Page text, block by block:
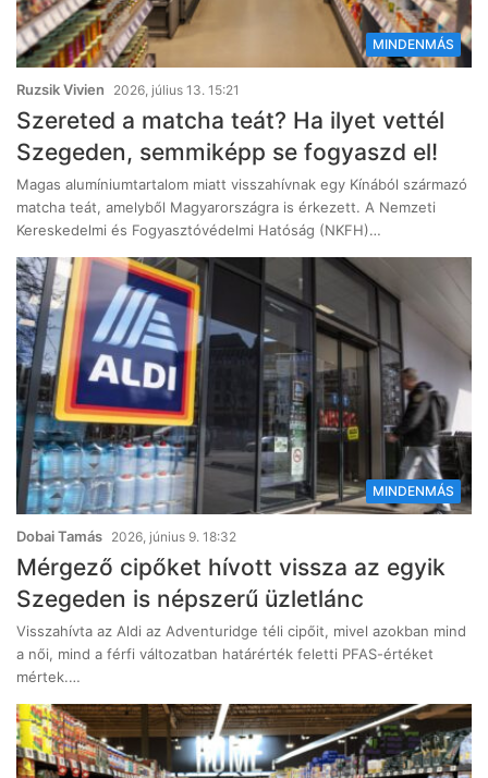
MINDENMÁS
Ruzsik Vivien 2026, július 13. 15:21
Szereted a matcha teát? Ha ilyet vettél
Szegeden, semmiképp se fogyaszd el!
Magas alumíniumtartalom miatt visszahívnak egy Kínából származó
matcha teát, amelyből Magyarországra is érkezett. A Nemzeti
Kereskedelmi és Fogyasztóvédelmi Hatóság (NKFH)…
MINDENMÁS
Dobai Tamás 2026, június 9. 18:32
Mérgező cipőket hívott vissza az egyik
Szegeden is népszerű üzletlánc
Visszahívta az Aldi az Adventuridge téli cipőit, mivel azokban mind
a női, mind a férfi változatban határérték feletti PFAS-értéket
mértek.…